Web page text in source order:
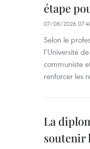
étape
07/08/2026
Selon le
l’Université
communiste
renforcer les
La
soutenir